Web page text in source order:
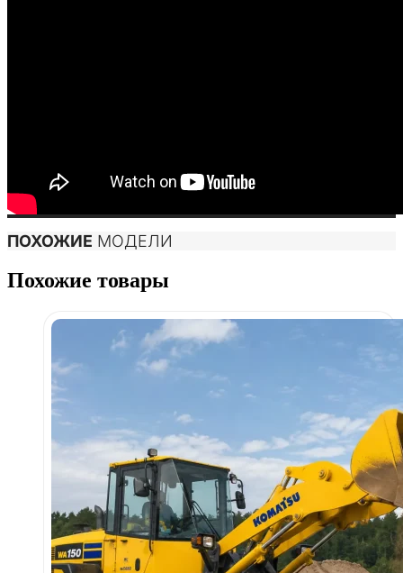
ПОХОЖИЕ МОДЕЛИ
Похожие товары